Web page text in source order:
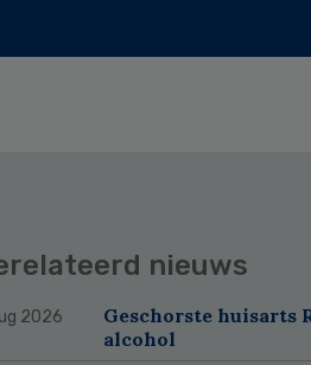
nieuws
2026
Geschorste huisarts
alcohol